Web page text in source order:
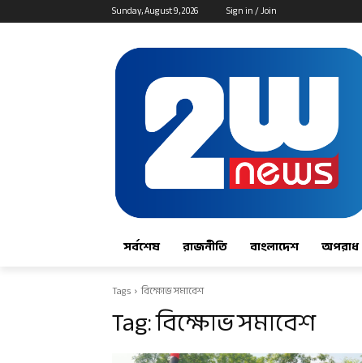
Sunday, August 9, 2026 Sign in / Join
সর্বশেষ রাজনীতি বাংলাদেশ অপরাধ
Tags বিক্ষোভ সমাবেশ
Tag:বিক্ষোভ সমাবেশ